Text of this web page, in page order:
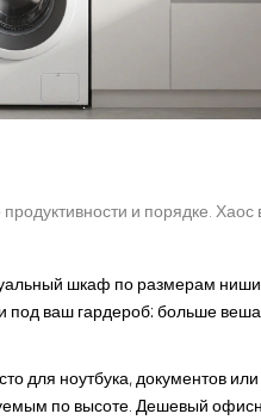
и порядке. Хаос
шкаф по размерам
под ваш гардероб: больше
для ноутбука, документов
по высоте. Дешевый